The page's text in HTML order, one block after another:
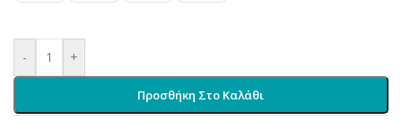
- +
Προσθήκη Στο Καλάθι